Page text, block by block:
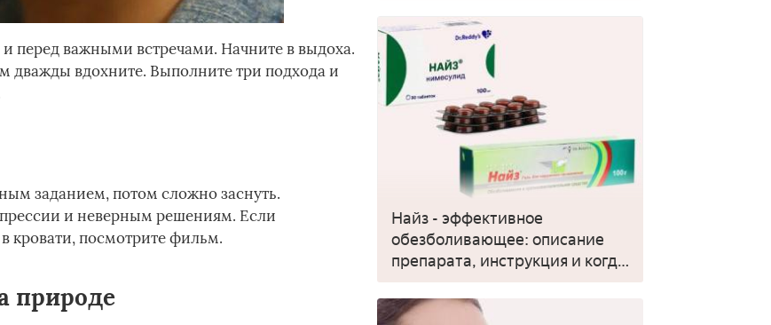
перед важными встречами. Начните в выдоха.
дважды вдохните. Выполните три подхода и
заданием, потом сложно заснуть.
и неверным решениям. Если
кровати, посмотрите фильм.
природе
Найз - эффективное
обезболивающее: описание
препарата, инструкция и когда
применять